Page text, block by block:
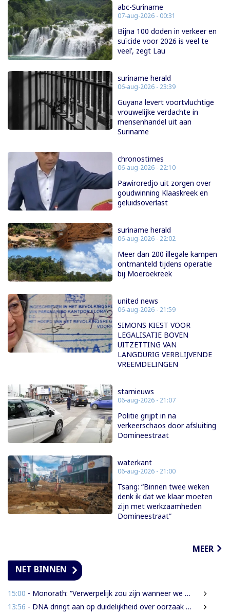
abc-Suriname
07-aug-2026 - 00:31
Bijna 100 doden in verkeer en
suïcide voor 2026 is veel te
veel’, zegt Lau
suriname herald
06-aug-2026 - 23:39
Guyana levert voortvluchtige
vrouwelijke verdachte in
mensenhandel uit aan
Suriname
chronostimes
06-aug-2026 - 22:10
Pawiroredjo uit zorgen over
goudwinning Klaaskreek en
geluidsoverlast
suriname herald
06-aug-2026 - 22:02
Meer dan 200 illegale kampen
ontmanteld tijdens operatie
bij Moeroekreek
united news
06-aug-2026 - 21:59
SIMONS KIEST VOOR
LEGALISATIE BOVEN
UITZETTING VAN
LANGDURIG VERBLIJVENDE
VREEMDELINGEN
starnieuws
06-aug-2026 - 21:07
Politie grijpt in na
verkeerschaos door afsluiting
Domineestraat
waterkant
06-aug-2026 - 21:00
Tsang: “Binnen twee weken
denk ik dat we klaar moeten
zijn met werkzaamheden
Domineestraat”
MEER
NET BINNEN
15:00 - Monorath: “Verwerpelijk zou zijn wanneer we de dingen zouden bedekken met de mantel der liefde”
13:56 - DNA dringt aan op duidelijkheid over oorzaak massale vissterfte